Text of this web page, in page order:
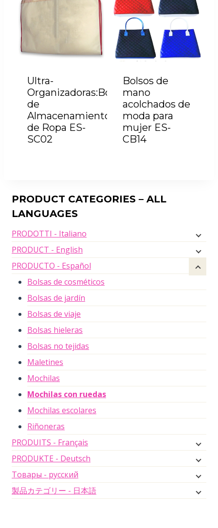
Ultra-
Organizadoras:Bolsas
de
Almacenamiento
de Ropa ES-
SC02
Bolsos de
mano
acolchados de
moda para
mujer ES-
CB14
PRODUCT CATEGORIES – ALL
LANGUAGES
PRODOTTI - Italiano
PRODUCT - English
PRODUCTO - Español
Bolsas de cosméticos
Bolsas de jardín
Bolsas de viaje
Bolsas hieleras
Bolsas no tejidas
Maletines
Mochilas
Mochilas con ruedas
Mochilas escolares
Riñoneras
PRODUITS - Français
PRODUKTE - Deutsch
Товары - русский
製品カテゴリー - 日本語